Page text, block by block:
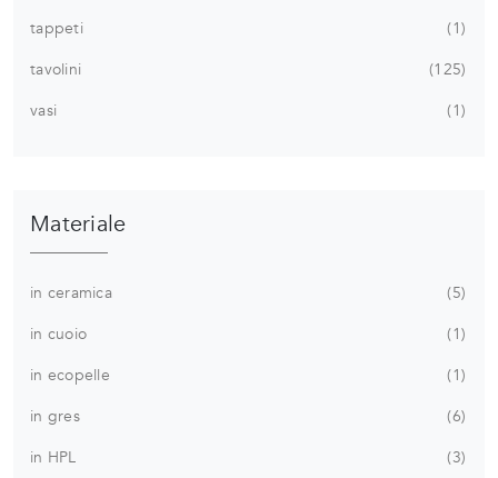
tappeti
1
tavolini
125
vasi
1
Materiale
in ceramica
5
in cuoio
1
in ecopelle
1
in gres
6
in HPL
3